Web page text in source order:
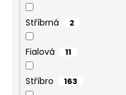
Stříbrná 2
Fialová 11
Stříbro 163
SPOJENÁ
SRDCE
CRYSTAL
SWAROVSKI
699